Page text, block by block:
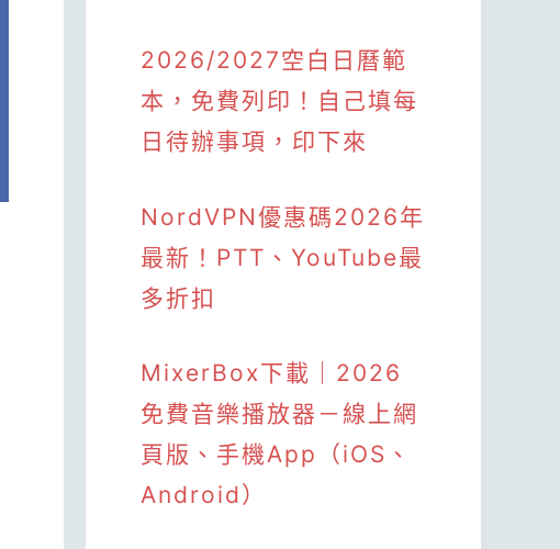
2026/2027空白日曆範
本，免費列印！自己填每
日待辦事項，印下來
NordVPN優惠碼2026年
最新！PTT、YouTube最
多折扣
MixerBox下載｜2026
免費音樂播放器－線上網
頁版、手機App（iOS、
Android）